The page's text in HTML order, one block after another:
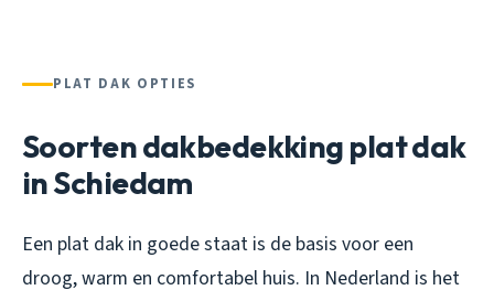
PLAT DAK OPTIES
Soorten dakbedekking plat dak
in Schiedam
Een plat dak in goede staat is de basis voor een
droog, warm en comfortabel huis. In Nederland is het